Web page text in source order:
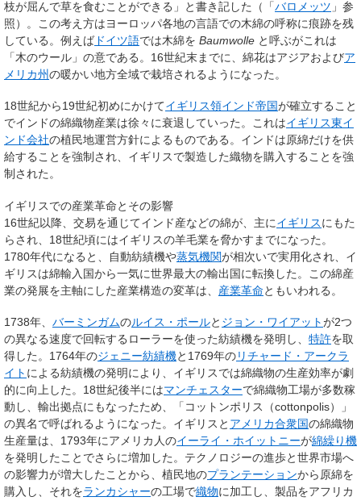
枝が屈んで草を食むことができる」と書き記した（「バロメッツ 」参
照）。この考え方はヨーロッパ各地の言語での木綿の呼称に痕跡を残
している。例えば ドイツ語では木綿を Baumwolle と呼ぶがこれは
「木のウール」の意である。16世紀末までに、綿花はアジアおよびア
メリカ州の暖かい地方全域で栽培されるようになった。
18世紀から19世紀初めにかけてイギリス領インド帝国が確立すること
でインドの綿織物産業は徐々に衰退していった。これはイギリス東イ
ンド会社の植民地運営方針によるものである。インドは原綿だけを供
給することを強制され、イギリスで製造した織物を購入することを強
制された。
イギリスでの産業革命とその影響
16世紀以降、交易を通じてインド産などの綿が、主にイギリスにもた
らされ、18世紀頃にはイギリスの羊毛業を脅かすまでになった。
1780年代になると、自動紡績機や蒸気機関が相次いで実用化され、イ
ギリスは綿輸入国から一気に世界最大の輸出国に転換した。この綿産
業の発展を主軸にした産業構造の変革は、 産業革命ともいわれる。
1738年、 バーミンガムのルイス・ポールと ジョン・ワイアットが2つ
の異なる速度で回転するローラーを使った紡績機を発明し、 特許を取
得した。1764年のジェニー紡績機と1769年のリチャード・アークラ
イト による紡績機の発明により、イギリスでは綿織物の生産効率が劇
的に向上した。18世紀後半にはマンチェスターで綿織物工場が多数稼
動し、輸出拠点にもなったため、「コットンポリス（cottonpolis）」
の異名で呼ばれるようになった。イギリスと アメリカ合衆国の綿織物
生産量は、1793年にアメリカ人のイーライ・ホイットニーが綿繰り機
を発明したことでさらに増加した。テクノロジーの進歩と世界市場へ
の影響力が増大したことから、植民地のプランテーションから原綿を
購入し、それをランカシャーの工場で織物に加工し、製品をアフリカ